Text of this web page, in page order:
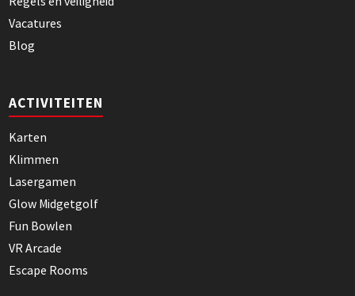
Vacatures
Blog
ACTIVITEITEN
Karten
Klimmen
Lasergamen
Glow Midgetgolf
Fun Bowlen
VR Arcade
Escape Rooms